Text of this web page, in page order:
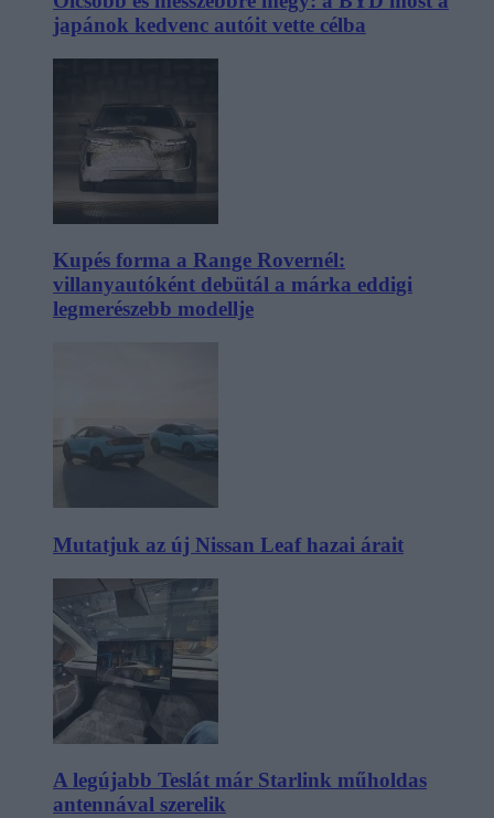
japánok kedvenc autóit vette célba
Kupés forma a Range Rovernél:
villanyautóként debütál a márka eddigi
legmerészebb modellje
Mutatjuk az új Nissan Leaf hazai árait
A legújabb Teslát már Starlink műholdas
antennával szerelik